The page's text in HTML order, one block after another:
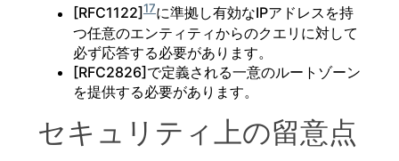
[RFC1122]17に準拠し有効なIPアドレスを持
つ任意のエンティティからのクエリに対して
必ず応答する必要があります。
[RFC2826]で定義される一意のルートゾーン
を提供する必要があります。
セキュリティ上の留意点